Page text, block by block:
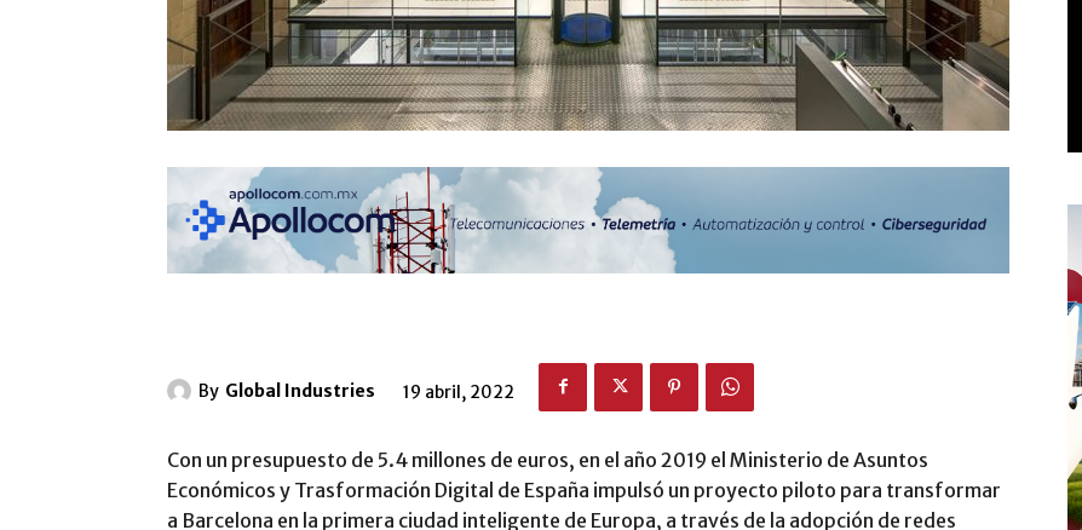
By Global Industries 19 abril, 2022
Con un presupuesto de 5.4 millones de euros, en el año 2019 el Ministerio de Asuntos
Económicos y Trasformación Digital de España impulsó un proyecto piloto para transformar
a Barcelona en la primera ciudad inteligente de Europa, a través de la adopción de redes